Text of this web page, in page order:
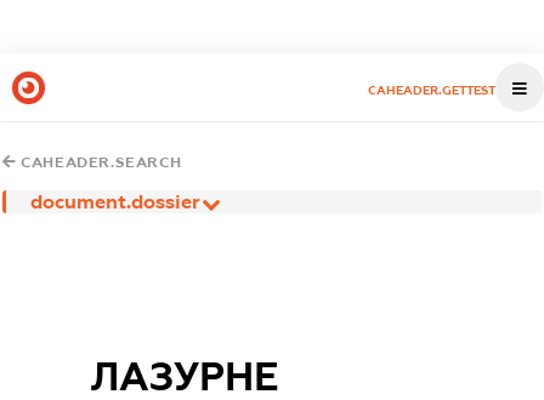
CAHEADER.GETTEST
CAHEADER.SEARCH
document.dossier
ЛАЗУРНЕ